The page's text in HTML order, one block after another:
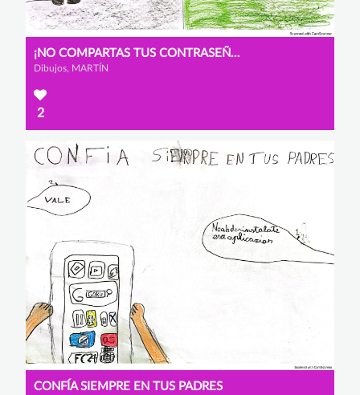
¡NO COMPARTAS TUS CONTRASEÑAS!
Dibujos, MARTÍN
2
CONFÍA SIEMPRE EN TUS PADRES